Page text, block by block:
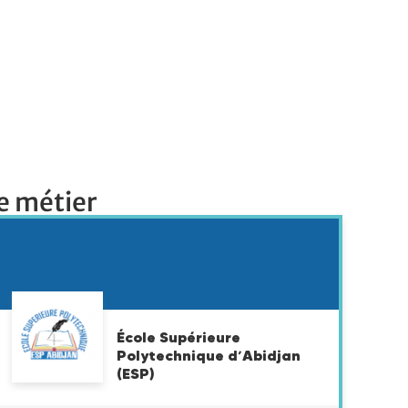
métier
École Supérieure
Polytechnique d’Abidjan
(ESP)